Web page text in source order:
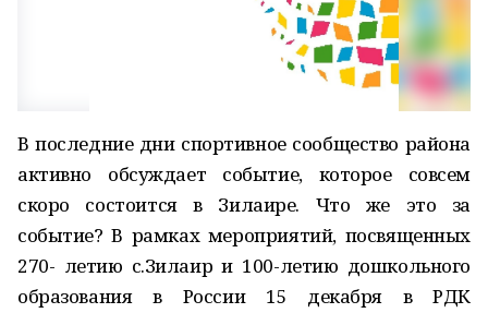
В последние дни спортивное сообщество района
активно обсуждает событие, которое совсем
скоро состоится в Зилаире. Что же это за
событие? В рамках мероприятий, посвященных
270- летию с.Зилаир и 100-летию дошкольного
образования в России 15 декабря в РДК